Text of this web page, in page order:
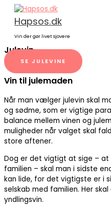
indholdet
Hapsos.dk
Vin der gør livet sjovere
Julevin
SE JULEVINE
Vin til julemaden
Når man vælger julevin skal
og sødme, som er vigtige
balance mellem vinen og
muligheder når valget skal
store aftener.
Dog er det vigtigt at sige –
familien – skal man i sidste
kan lide, for det vigtigste er i
selskab med familien. Her
yndlingsvin.